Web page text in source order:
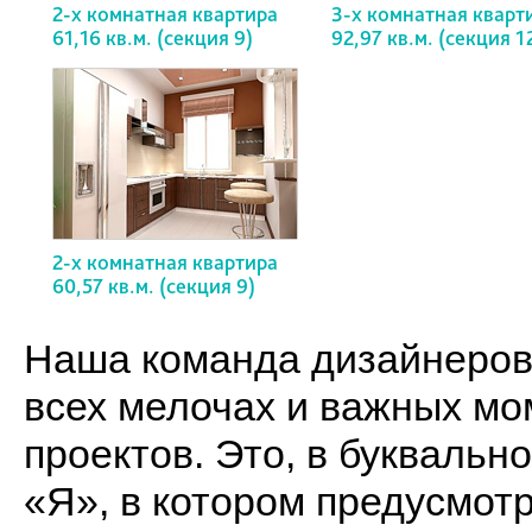
2-х комнатная квартира
61,16 кв.м. (секция 9)
3-х комнатная
92,97 кв.м. (секция
2-х комнатная квартира
60,57 кв.м. (секция 9)
Наша команда
всех мелочах и важных
проектов. Это, в
«Я», в котором